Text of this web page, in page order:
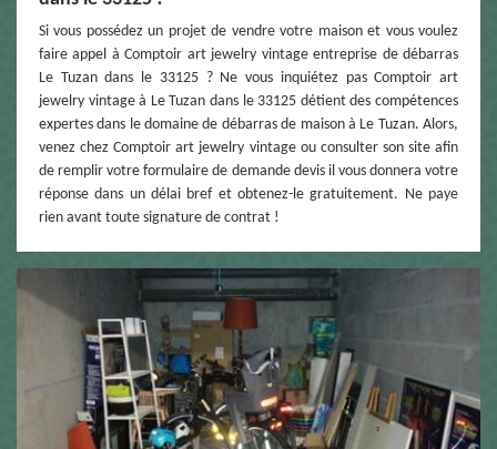
Si vous possédez un projet de vendre votre maison et vous voulez
faire appel à Comptoir art jewelry vintage entreprise de débarras
Le Tuzan dans le 33125 ? Ne vous inquiétez pas Comptoir art
jewelry vintage à Le Tuzan dans le 33125 détient des compétences
expertes dans le domaine de débarras de maison à Le Tuzan. Alors,
venez chez Comptoir art jewelry vintage ou consulter son site afin
de remplir votre formulaire de demande devis il vous donnera votre
réponse dans un délai bref et obtenez-le gratuitement. Ne paye
rien avant toute signature de contrat !